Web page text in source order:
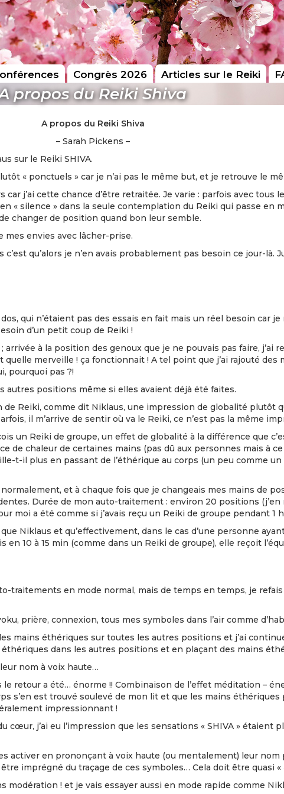
Congrès 2026 Articles sur le Reiki
propos du Reiki Shiva
A propos du Reiki Shiva
– Sarah Pickens –
sur le Reiki SHIVA.
« ponctuels » car je n’ai pas le même but, et je retrouve le
j’ai cette chance d’être retraitée. Je varie : parfois avec tous
« silence » dans la seule contemplation du Reiki qui passe en
changer de position quand bon leur semble.
mes envies avec lâcher-prise.
qu’alors je n’en avais probablement pas besoin ce jour-là.
qui n’étaient pas des essais en fait mais un réel besoin car
d’un petit coup de Reiki !
à la position des genoux que je ne pouvais pas faire, j’ai
merveille ! ça fonctionnait ! A tel point que j’ai rajouté des
pourquoi pas ?!
autres positions même si elles avaient déjà été faites.
Reiki, comme dit Niklaus, une impression de globalité plutôt
il m’arrive de sentir où va le Reiki, ce n’est pas la même
un Reiki de groupe, un effet de globalité à la différence que
de chaleur de certaines mains (pas dû aux personnes mais à
t-il plus en passant de l’éthérique au corps (un peu comme
et à chaque fois que je changeais mes mains de
Durée de mon auto-traitement : environ 20 positions
moi a été comme si j’avais reçu un Reiki de groupe pendant 1
Niklaus et qu’effectivement, dans le cas d’une personne
en 10 à 15 min (comme dans un Reiki de groupe), elle reçoit
traitements en mode normal, mais de temps en temps, je
prière, connexion, tous mes symboles dans l’air comme
mains éthériques sur toutes les autres positions et j’ai
dans les autres positions et en plaçant des mains
nom à voix haute…
retour a été… énorme !! Combinaison de l’effet méditation –
s’en est trouvé soulevé de mon lit et que les mains
impressionnant !
j’ai eu l’impression que les sensations « SHIVA » étaient
activer en prononçant à voix haute (ou mentalement) leur nom
imprégné du traçage de ces symboles… Cela doit être quasi
! et je vais essayer aussi en mode rapide comme